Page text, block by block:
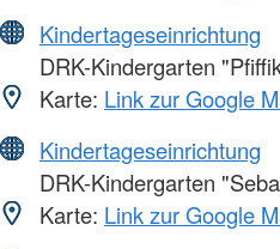
Kindertageseinrichtung
DRK-Kindergarten
Karte: Link zur Google
Kindertageseinrichtung
DRK-Kindergarten
Karte: Link zur Google